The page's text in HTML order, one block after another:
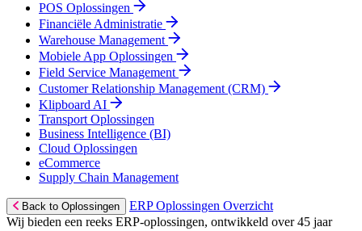
POS Oplossingen
Financiële Administratie
Warehouse Management
Mobiele App Oplossingen
Field Service Management
Customer Relationship Management (CRM)
Klipboard AI
Transport Oplossingen
Business Intelligence (BI)
Cloud Oplossingen
eCommerce
Supply Chain Management
Back to Oplossingen
ERP Oplossingen Overzicht
Wij bieden een reeks ERP-oplossingen, ontwikkeld over 45 jaar